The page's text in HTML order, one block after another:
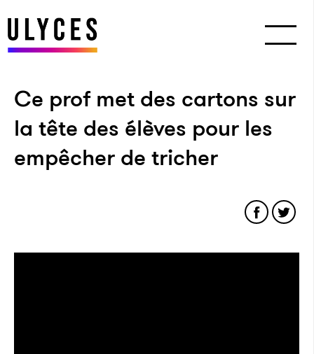
Ce prof met des cartons sur
la tête des élèves pour les
empêcher de tricher